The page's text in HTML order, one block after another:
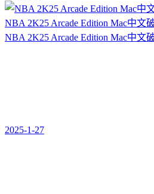
NBA 2K25 Arcade Edition Mac中文
NBA 2K25 Arcade Edition Mac中文
2025-1-27